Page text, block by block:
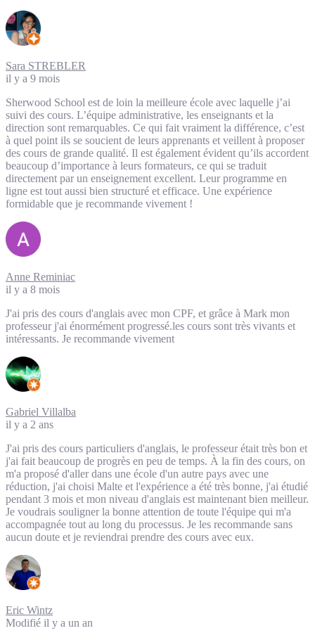
Sara STREBLER
il y a 9 mois
Sherwood School est de loin la meilleure école avec laquelle j’ai
suivi des cours. L’équipe administrative, les enseignants et la
direction sont remarquables. Ce qui fait vraiment la différence, c’est
à quel point ils se soucient de leurs apprenants et veillent à proposer
des cours de grande qualité. Il est également évident qu’ils accordent
beaucoup d’importance à leurs formateurs, ce qui se traduit
directement par un enseignement excellent. Leur programme en
ligne est tout aussi bien structuré et efficace. Une expérience
formidable que je recommande vivement !
Anne Reminiac
il y a 8 mois
J'ai pris des cours d'anglais avec mon CPF, et grâce à Mark mon
professeur j'ai énormément progressé.les cours sont très vivants et
intéressants. Je recommande vivement
Gabriel Villalba
il y a 2 ans
J'ai pris des cours particuliers d'anglais, le professeur était très bon et
j'ai fait beaucoup de progrès en peu de temps. À la fin des cours, on
m'a proposé d'aller dans une école d'un autre pays avec une
réduction, j'ai choisi Malte et l'expérience a été très bonne, j'ai étudié
pendant 3 mois et mon niveau d'anglais est maintenant bien meilleur.
Je voudrais souligner la bonne attention de toute l'équipe qui m'a
accompagnée tout au long du processus. Je les recommande sans
aucun doute et je reviendrai prendre des cours avec eux.
Eric Wintz
Modifié il y a un an